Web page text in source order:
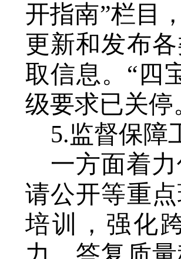
开指南”栏目
更新和发布
取信息。 “四
级要求已关停
5.监督保障
一方面着
请公开等重
培训， 强化